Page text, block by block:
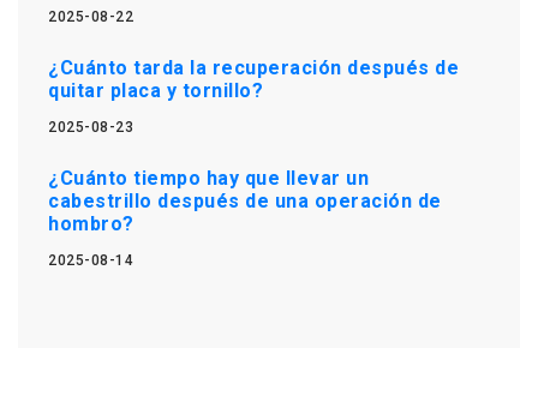
2025-08-22
¿Cuánto tarda la recuperación después de
quitar placa y tornillo?
2025-08-23
¿Cuánto tiempo hay que llevar un
cabestrillo después de una operación de
hombro?
2025-08-14